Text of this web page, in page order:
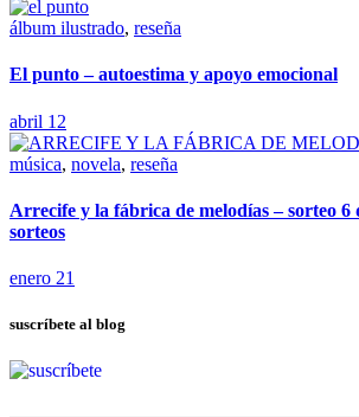
álbum ilustrado, reseña
El punto – autoestima y apoyo emocional
abril 12
música, novela, reseña
Arrecife y la fábrica de melodías – sorteo 6
sorteos
enero 21
suscríbete al blog